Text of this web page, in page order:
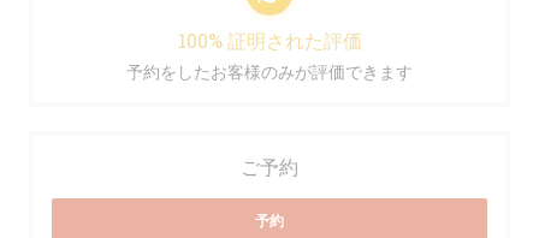
100% 証明された評価
予約をしたお客様のみが評価できます
ご予約
予約